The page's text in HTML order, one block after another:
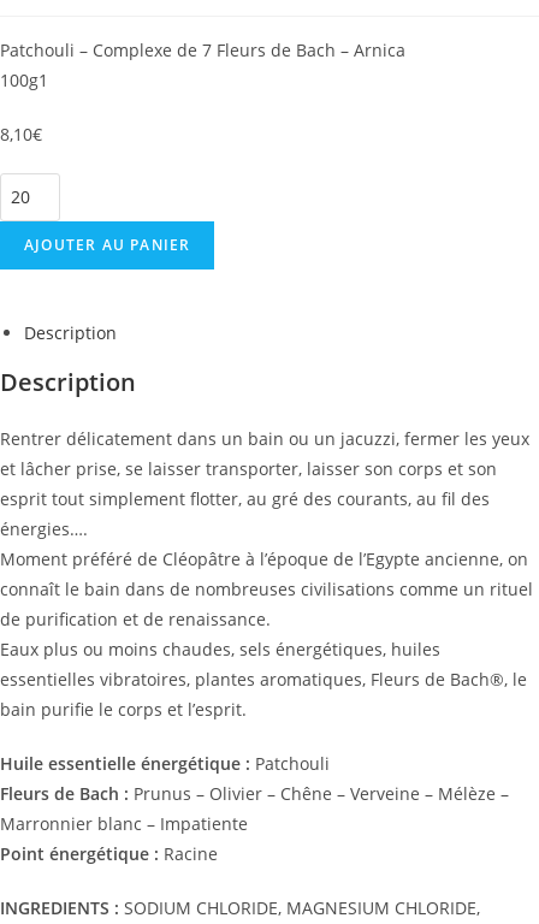
Patchouli – Complexe de 7 Fleurs de Bach – Arnica
100g1
8,10€
AJOUTER AU PANIER
Description
Description
Rentrer délicatement dans un bain ou un jacuzzi, fermer les yeux
et lâcher prise, se laisser transporter, laisser son corps et son
esprit tout simplement flotter, au gré des courants, au fil des
énergies….
Moment préféré de Cléopâtre à l’époque de l’Egypte ancienne, on
connaît le bain dans de nombreuses civilisations comme un rituel
de purification et de renaissance.
Eaux plus ou moins chaudes, sels énergétiques, huiles
essentielles vibratoires, plantes aromatiques, Fleurs de Bach®, le
bain purifie le corps et l’esprit.
Huile essentielle énergétique : Patchouli
Fleurs de Bach : Prunus – Olivier – Chêne – Verveine – Mélèze –
Marronnier blanc – Impatiente
Point énergétique : Racine
INGREDIENTS : SODIUM CHLORIDE, MAGNESIUM CHLORIDE,